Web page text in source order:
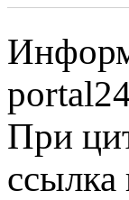
При
ссылка